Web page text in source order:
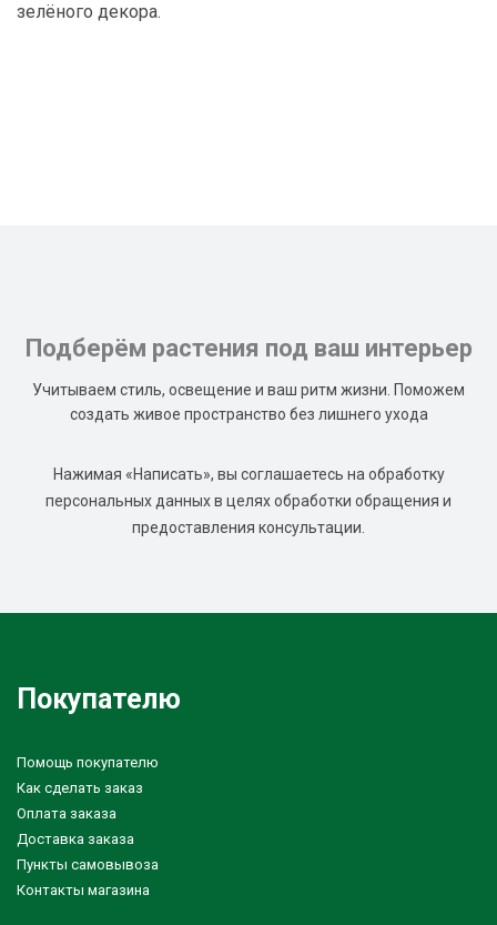
зелёного декора.
Подберём растения под ваш интерьер
Учитываем стиль, освещение и ваш ритм жизни. Поможем
создать живое пространство без лишнего ухода
Нажимая «Написать», вы соглашаетесь на обработку
персональных данных в целях обработки обращения и
предоставления консультации.
Покупателю
Помощь покупателю
Как сделать заказ
Оплата заказа
Доставка заказа
Пункты самовывоза
Контакты магазина